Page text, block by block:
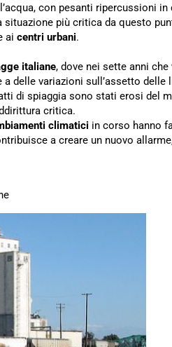
con pesanti ripercussioni
più critica da questo
ai centri urbani.
italiane, dove nei sette anni che
a delle variazioni sull’assetto delle
di spiaggia sono stati erosi del
critica.
climatici in corso hanno
a creare un nuovo